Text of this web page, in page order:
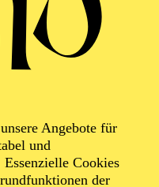
Angebote für
und
Cookies
der
del
Goldenen